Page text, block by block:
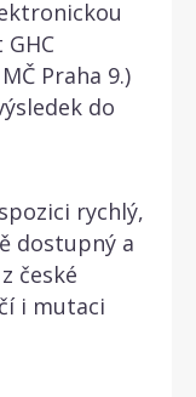
Praha 9.)
do
rychlý,
dostupný a
české
i mutaci